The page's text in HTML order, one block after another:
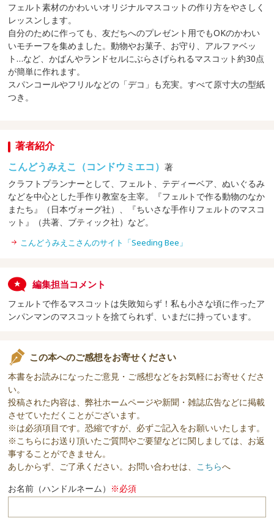
フェルト素材のかわいいオリジナルマスコットの作り方をやさしく
レッスンします。
自分のために作っても、友だちへのプレゼント用でもOKのかわい
いモチーフを集めました。動物やお菓子、お守り、アルファベッ
ト…など、かばんやランドセルにぶらさげられるマスコット約30点
が簡単に作れます。
スパンコールやフリルなどの「デコ」も充実。すべて原寸大の型紙
つき。
著者紹介
こんどうみえこ（コンドウミエコ）著
クラフトプランナーとして、フェルト、テディーベア、ぬいぐるみ
などを中心とした手作り教室を主宰。『フェルトで作る動物のなか
またち』（日本ヴォーグ社）、『ちいさな手作りフェルトのマスコ
ット』（共著、ブティック社）など。
こんどうみえこさんのサイト「Seeding Bee」
編集担当コメント
フェルトで作るマスコットは失敗知らず！私も小さな頃に作ったア
ンパンマンのマスコットを捨てられず、いまだに持っています。
この本へのご感想をお寄せください
本書をお読みになったご意見・ご感想などをお気軽にお寄せくださ
い。
投稿された内容は、弊社ホームページや新聞・雑誌広告などに掲載
させていただくことがございます。
※は必須項目です。恐縮ですが、必ずご記入をお願いいたします。
※こちらにお送り頂いたご質問やご要望などに関しましては、お返
事することができません。
あしからず、ご了承ください。お問い合わせは、 こちらへ
お名前（ハンドルネーム） ※必須